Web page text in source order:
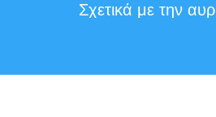
Σχετικά με την